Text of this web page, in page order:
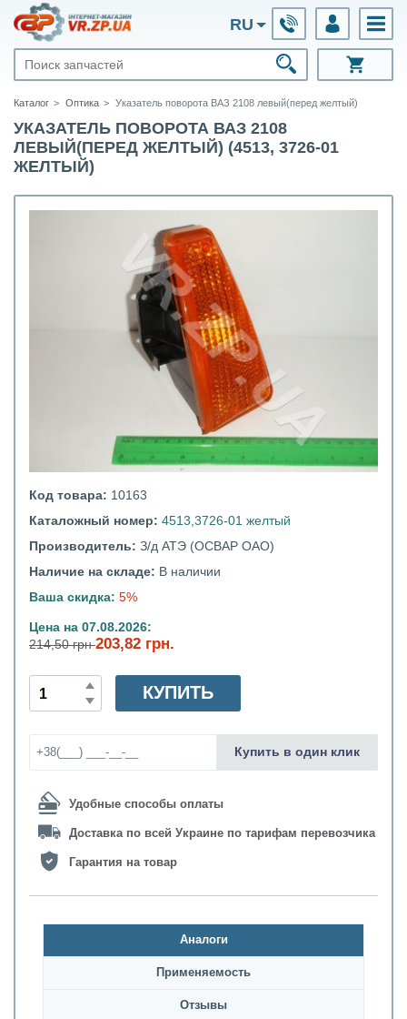
RU
Каталог Оптика Указатель поворота ВАЗ 2108 левый(перед желтый)
УКАЗАТЕЛЬ ПОВОРОТА ВАЗ 2108
ЛЕВЫЙ(ПЕРЕД ЖЕЛТЫЙ) (4513, 3726-01
ЖЕЛТЫЙ)
Код товара: 10163
Каталожный номер: 4513,3726-01 желтый
Производитель: З/д АТЭ (ОСВАР ОАО)
Наличие на складе: В наличии
Ваша скидка: 5%
Цена на 07.08.2026:
214,50 грн203,82 грн.
Удобные способы оплаты
Доставка по всей Украине по тарифам перевозчика
Гарантия на товар
КУПИТЬ
Купить в один клик
Аналоги
Применяемость
Oтзывы